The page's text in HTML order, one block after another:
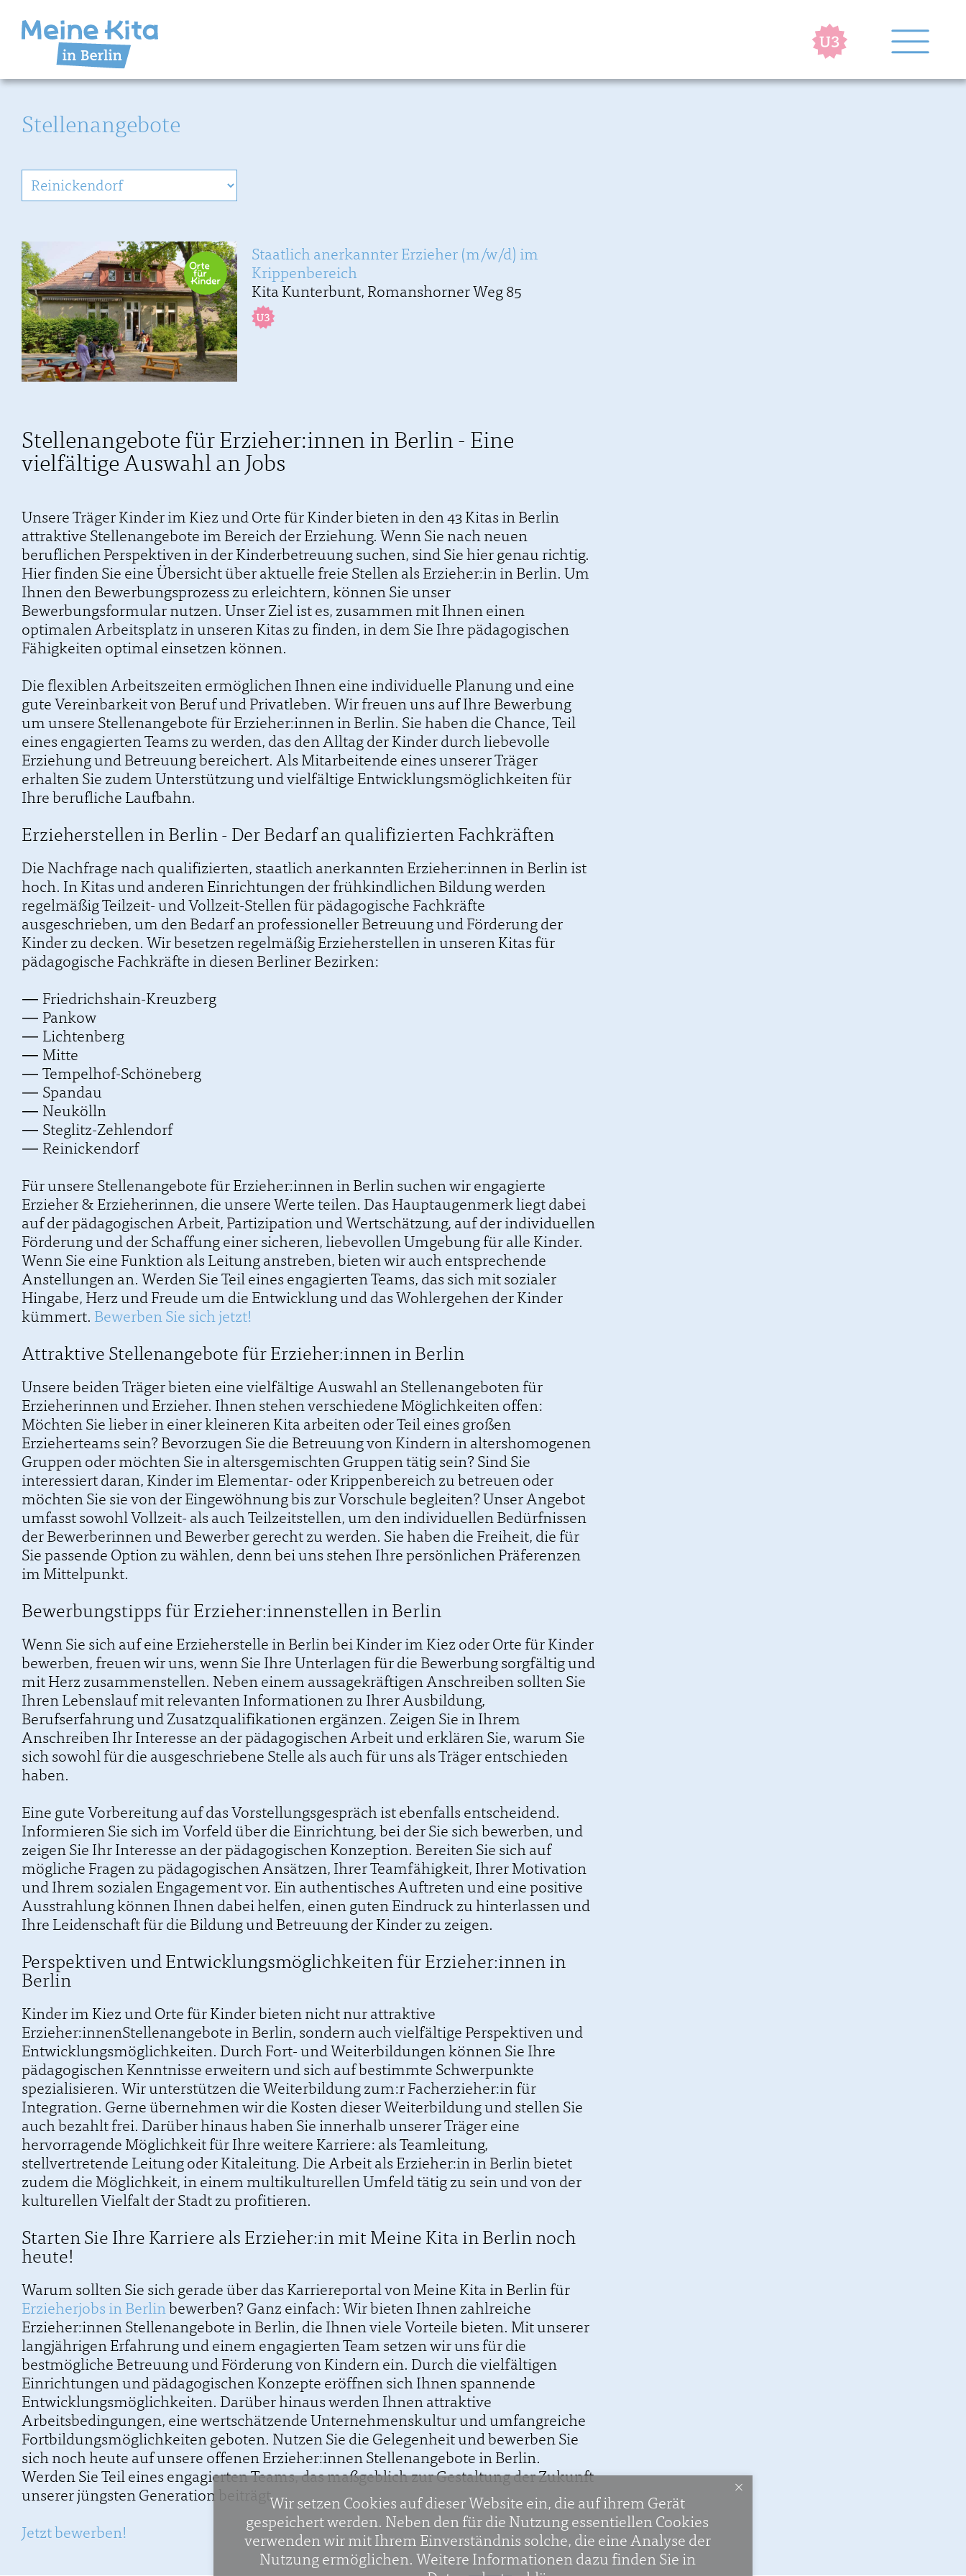
Stellenangebote
Staatlich anerkannter Erzieher (m/w/d) im
Krippenbereich
Kita Kunterbunt, Romanshorner Weg 85
Stellenangebote für Erzieher:innen in Berlin - Eine
vielfältige Auswahl an Jobs
Unsere Träger Kinder im Kiez und Orte für Kinder bieten in den 43 Kitas in Berlin
attraktive Stellenangebote im Bereich der Erziehung. Wenn Sie nach neuen
beruflichen Perspektiven in der Kinderbetreuung suchen, sind Sie hier genau richtig.
Hier finden Sie eine Übersicht über aktuelle freie Stellen als Erzieher:in in Berlin. Um
Ihnen den Bewerbungsprozess zu erleichtern, können Sie unser
Bewerbungsformular nutzen. Unser Ziel ist es, zusammen mit Ihnen einen
optimalen Arbeitsplatz in unseren Kitas zu finden, in dem Sie Ihre pädagogischen
Fähigkeiten optimal einsetzen können.
Die flexiblen Arbeitszeiten ermöglichen Ihnen eine individuelle Planung und eine
gute Vereinbarkeit von Beruf und Privatleben. Wir freuen uns auf Ihre Bewerbung
um unsere Stellenangebote für Erzieher:innen in Berlin. Sie haben die Chance, Teil
eines engagierten Teams zu werden, das den Alltag der Kinder durch liebevolle
Erziehung und Betreuung bereichert. Als Mitarbeitende eines unserer Träger
erhalten Sie zudem Unterstützung und vielfältige Entwicklungsmöglichkeiten für
Ihre berufliche Laufbahn.
Erzieherstellen in Berlin - Der Bedarf an qualifizierten Fachkräften
Die Nachfrage nach qualifizierten, staatlich anerkannten Erzieher:innen in Berlin ist
hoch. In Kitas und anderen Einrichtungen der frühkindlichen Bildung werden
regelmäßig Teilzeit- und Vollzeit-Stellen für pädagogische Fachkräfte
ausgeschrieben, um den Bedarf an professioneller Betreuung und Förderung der
Kinder zu decken. Wir besetzen regelmäßig Erzieherstellen in unseren Kitas für
pädagogische Fachkräfte in diesen Berliner Bezirken:
Friedrichshain-Kreuzberg
Pankow
Lichtenberg
Mitte
Tempelhof-Schöneberg
Spandau
Neukölln
Steglitz-Zehlendorf
Reinickendorf
Für unsere Stellenangebote für Erzieher:innen in Berlin suchen wir engagierte
Erzieher & Erzieherinnen, die unsere Werte teilen. Das Hauptaugenmerk liegt dabei
auf der pädagogischen Arbeit, Partizipation und Wertschätzung, auf der individuellen
Förderung und der Schaffung einer sicheren, liebevollen Umgebung für alle Kinder.
Wenn Sie eine Funktion als Leitung anstreben, bieten wir auch entsprechende
Anstellungen an. Werden Sie Teil eines engagierten Teams, das sich mit sozialer
Hingabe, Herz und Freude um die Entwicklung und das Wohlergehen der Kinder
kümmert. Bewerben Sie sich jetzt!
Attraktive Stellenangebote für Erzieher:innen in Berlin
Unsere beiden Träger bieten eine vielfältige Auswahl an Stellenangeboten für
Erzieherinnen und Erzieher. Ihnen stehen verschiedene Möglichkeiten offen:
Möchten Sie lieber in einer kleineren Kita arbeiten oder Teil eines großen
Erzieherteams sein? Bevorzugen Sie die Betreuung von Kindern in altershomogenen
Gruppen oder möchten Sie in altersgemischten Gruppen tätig sein? Sind Sie
interessiert daran, Kinder im Elementar- oder Krippenbereich zu betreuen oder
möchten Sie sie von der Eingewöhnung bis zur Vorschule begleiten? Unser Angebot
umfasst sowohl Vollzeit- als auch Teilzeitstellen, um den individuellen Bedürfnissen
der Bewerberinnen und Bewerber gerecht zu werden. Sie haben die Freiheit, die für
Sie passende Option zu wählen, denn bei uns stehen Ihre persönlichen Präferenzen
im Mittelpunkt.
Bewerbungstipps für Erzieher:innenstellen in Berlin
Wenn Sie sich auf eine Erzieherstelle in Berlin bei Kinder im Kiez oder Orte für Kinder
bewerben, freuen wir uns, wenn Sie Ihre Unterlagen für die Bewerbung sorgfältig und
mit Herz zusammenstellen. Neben einem aussagekräftigen Anschreiben sollten Sie
Ihren Lebenslauf mit relevanten Informationen zu Ihrer Ausbildung,
Berufserfahrung und Zusatzqualifikationen ergänzen. Zeigen Sie in Ihrem
Anschreiben Ihr Interesse an der pädagogischen Arbeit und erklären Sie, warum Sie
sich sowohl für die ausgeschriebene Stelle als auch für uns als Träger entschieden
haben.
Eine gute Vorbereitung auf das Vorstellungsgespräch ist ebenfalls entscheidend.
Informieren Sie sich im Vorfeld über die Einrichtung, bei der Sie sich bewerben, und
zeigen Sie Ihr Interesse an der pädagogischen Konzeption. Bereiten Sie sich auf
mögliche Fragen zu pädagogischen Ansätzen, Ihrer Teamfähigkeit, Ihrer Motivation
und Ihrem sozialen Engagement vor. Ein authentisches Auftreten und eine positive
Ausstrahlung können Ihnen dabei helfen, einen guten Eindruck zu hinterlassen und
Ihre Leidenschaft für die Bildung und Betreuung der Kinder zu zeigen.
Perspektiven und Entwicklungsmöglichkeiten für Erzieher:innen in
Berlin
Kinder im Kiez und Orte für Kinder bieten nicht nur attraktive
Erzieher:innenStellenangebote in Berlin, sondern auch vielfältige Perspektiven und
Entwicklungsmöglichkeiten. Durch Fort- und Weiterbildungen können Sie Ihre
pädagogischen Kenntnisse erweitern und sich auf bestimmte Schwerpunkte
spezialisieren. Wir unterstützen die Weiterbildung zum:r Facherzieher:in für
Integration. Gerne übernehmen wir die Kosten dieser Weiterbildung und stellen Sie
auch bezahlt frei. Darüber hinaus haben Sie innerhalb unserer Träger eine
hervorragende Möglichkeit für Ihre weitere Karriere: als Teamleitung,
stellvertretende Leitung oder Kitaleitung. Die Arbeit als Erzieher:in in Berlin bietet
zudem die Möglichkeit, in einem multikulturellen Umfeld tätig zu sein und von der
kulturellen Vielfalt der Stadt zu profitieren.
Starten Sie Ihre Karriere als Erzieher:in mit Meine Kita in Berlin noch
heute!
Warum sollten Sie sich gerade über das Karriereportal von Meine Kita in Berlin für
Erzieherjobs in Berlinbewerben? Ganz einfach: Wir bieten Ihnen zahlreiche
Erzieher:innen Stellenangebote in Berlin, die Ihnen viele Vorteile bieten. Mit unserer
langjährigen Erfahrung und einem engagierten Team setzen wir uns für die
bestmögliche Betreuung und Förderung von Kindern ein. Durch die vielfältigen
Einrichtungen und pädagogischen Konzepte eröffnen sich Ihnen spannende
Entwicklungsmöglichkeiten. Darüber hinaus werden Ihnen attraktive
Arbeitsbedingungen, eine wertschätzende Unternehmenskultur und umfangreiche
Fortbildungsmöglichkeiten geboten. Nutzen Sie die Gelegenheit und bewerben Sie
sich noch heute auf unsere offenen Erzieher:innen Stellenangebote in Berlin.
Werden Sie Teil eines engagierten Teams, das maßgeblich zur Gestaltung der Zukunft
unserer jüngsten Generation beiträgt.
Jetzt bewerben!
Wir setzen Cookies auf dieser Website ein, die auf ihrem Gerät
gespeichert werden. Neben den für die Nutzung essentiellen Cookies
verwenden wir mit Ihrem Einverständnis solche, die eine Analyse der
Nutzung ermöglichen. Weitere Informationen dazu finden Sie in